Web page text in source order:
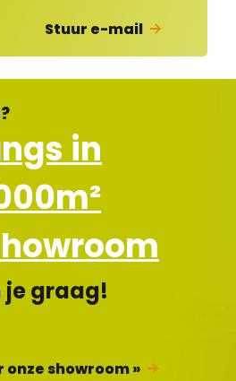
Stuur e-mail
in
je graag!
onze showroom »